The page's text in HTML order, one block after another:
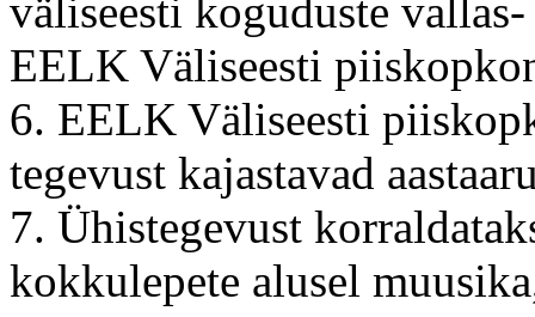
väliseesti koguduste
EELK Väliseesti
6. EELK Väliseesti
tegevust kajastavad
7. Ühistegevust
kokkulepete alusel